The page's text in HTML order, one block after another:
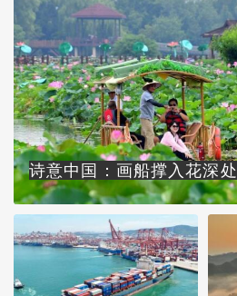
诗意中国：画船撑入花深处